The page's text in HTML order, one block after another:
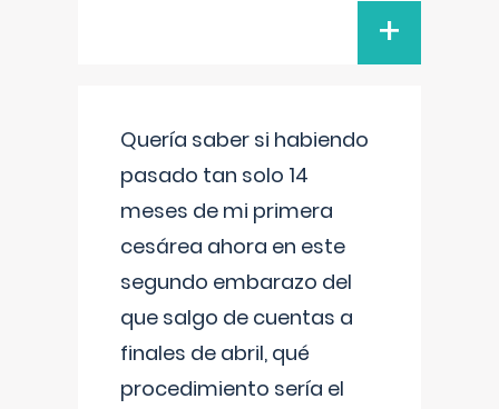
+
Quería saber si habiendo
pasado tan solo 14
meses de mi primera
cesárea ahora en este
segundo embarazo del
que salgo de cuentas a
finales de abril, qué
procedimiento sería el